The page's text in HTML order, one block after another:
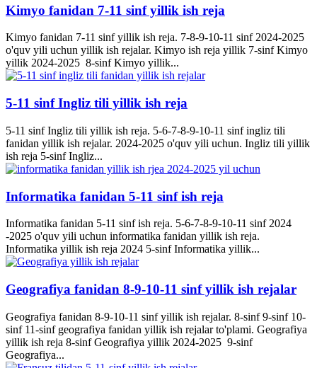
Kimyo fanidan 7-11 sinf yillik ish reja
Kimyo fanidan 7-11 sinf yillik ish reja. 7-8-9-10-11 sinf 2024-2025
o'quv yili uchun yillik ish rejalar. Kimyo ish reja yillik 7-sinf Kimyo
yillik 2024-2025 8-sinf Kimyo yillik...
5-11 sinf Ingliz tili yillik ish reja
5-11 sinf Ingliz tili yillik ish reja. 5-6-7-8-9-10-11 sinf ingliz tili
fanidan yillik ish rejalar. 2024-2025 o'quv yili uchun. Ingliz tili yillik
ish reja 5-sinf Ingliz...
Informatika fanidan 5-11 sinf ish reja
Informatika fanidan 5-11 sinf ish reja. 5-6-7-8-9-10-11 sinf 2024
-2025 o'quv yili uchun informatika fanidan yillik ish reja.
Informatika yillik ish reja 2024 5-sinf Informatika yillik...
Geografiya fanidan 8-9-10-11 sinf yillik ish rejalar
Geografiya fanidan 8-9-10-11 sinf yillik ish rejalar. 8-sinf 9-sinf 10-
sinf 11-sinf geografiya fanidan yillik ish rejalar to'plami. Geografiya
yillik ish reja 8-sinf Geografiya yillik 2024-2025 9-sinf
Geografiya...